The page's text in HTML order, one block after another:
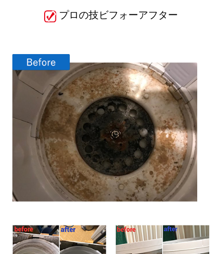
プロの技ビフォーアフター